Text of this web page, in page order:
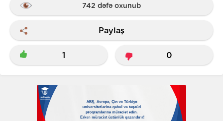
742 dəfə oxunub
Paylaş
1 0